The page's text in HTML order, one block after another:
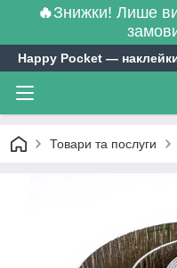
🔥Знижки! Лише
Happy Pocket ―
Товари та послуги